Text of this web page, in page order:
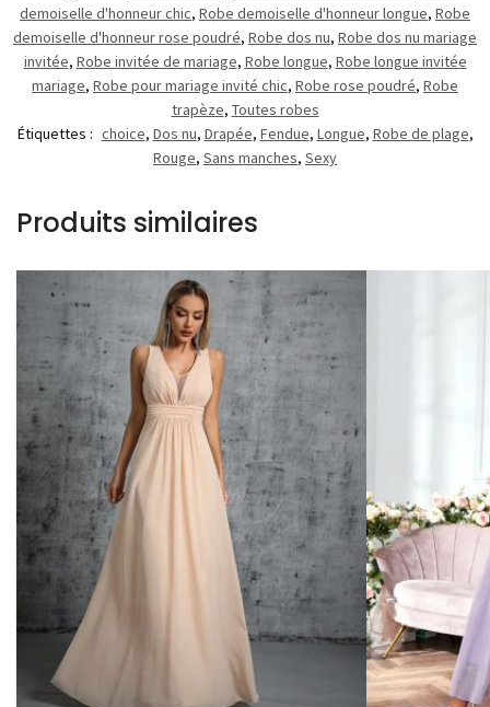
demoiselle d'honneur chic, Robe demoiselle d'honneur longue, Robe
demoiselle d'honneur rose poudré, Robe dos nu, Robe dos nu mariage
invitée, Robe invitée de mariage, Robe longue, Robe longue invitée
mariage, Robe pour mariage invité chic, Robe rose poudré, Robe
trapèze, Toutes robes
Étiquettes : choice, Dos nu, Drapée, Fendue, Longue, Robe de plage,
Rouge, Sans manches, Sexy
Produits similaires